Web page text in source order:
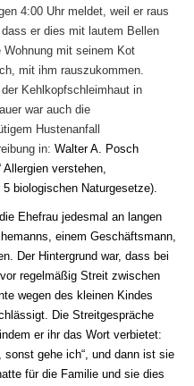
4:00 Uhr meldet, weil er raus
er dies mit lautem Bellen
mit seinem Kot
mit ihm rauszukommen.
Kehlkopfschleimhaut in
war auch die
Hustenanfall
in: Walter A. Posch
Allergien verstehen,
biologischen Naturgesetze).
Ehefrau jedesmal an langen
einem Geschäftsmann,
Der Hintergrund war, dass bei
rege lmäßig Streit zwischen
wegen des kleinen Kindes
Die Streitgespräche
er ihr das Wort verbietet:
gehe ich“, und dann ist sie
für die Familie und sie dies